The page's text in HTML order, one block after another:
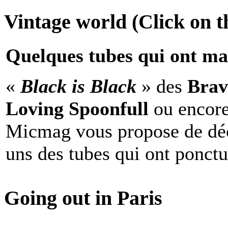
Vintage world (Click on
Quelques tubes qui ont
« Black is Black » des
Loving Spoonfull ou
Micmag vous propose de
uns des tubes qui ont
Going out in Paris